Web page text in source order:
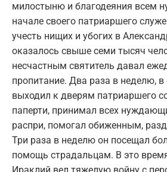
милостыню и благодеяния всем
начале своего патриаршего
учесть нищих и убогих в
оказалось свыше семи тысяч
несчастным святитель давал
пропитание. Два раза в неделю, в
выходил к дверям патриаршего
паперти, принимал всех
распри, помогал обиженным,
Три раза в неделю он посещал
помощь страдальцам. В это